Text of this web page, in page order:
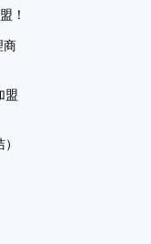
！
商
盟